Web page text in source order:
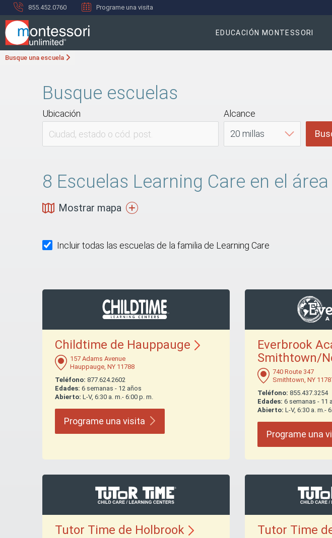
855.452.0760 Programe una visita
EDUCACIÓN MONTESSORI
Busque una escuela
Busque escuelas
Ubicación
Alcance
8 Escuelas Learning Care en el
Mostrar mapa
Incluir todas las escuelas de la familia de Learning Care
Childtime de Hauppauge
157 Adams Avenue
Hauppauge, NY 11788
Teléfono: 877.624.2602
Edades: 6 semanas - 12 años
Abierto: L-V, 6:30 a. m.- 6:00 p. m.
Programe una visita
Everbrook
Smithtown/
740 Route 347
Smithtown, NY
Teléfono: 855.437.3254
Edades: 6 semanas - 11
Abierto: L-V, 6:30 a. m.-
Programe una
Tutor Time de Holbrook Tutor Time